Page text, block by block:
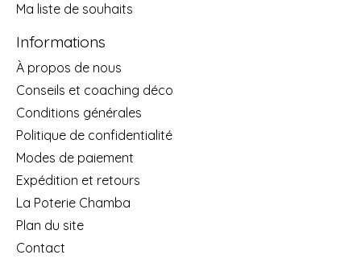
Ma liste de souhaits
Informations
À propos de nous
Conseils et coaching déco
Conditions générales
Politique de confidentialité
Modes de paiement
Expédition et retours
La Poterie Chamba
Plan du site
Contact